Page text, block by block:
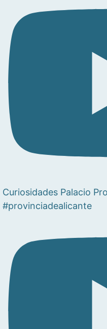
Curiosidades Palacio
#provinciadealicante